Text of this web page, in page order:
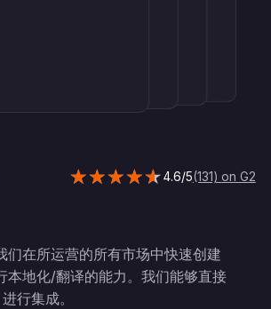
4.6/5(131) on G2
们在所运营的所有市场中快速创建
本地化/翻译的能力。我们能够直接
行集成。